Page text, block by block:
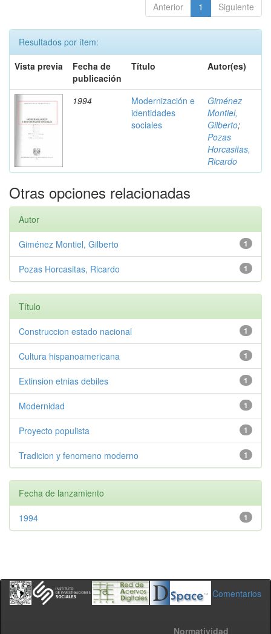
Anterior 1 Siguiente
Resultados por ítem:
Vista previa
Fecha de
publicación
Título Autor(es)
1994
Modernización e
identidades
sociales
Giménez
Montiel,
Gilberto;
Pozas
Horcasitas,
Ricardo
Otras opciones relacionadas
Autor
1
Giménez Montiel, Gilberto
1
Pozas Horcasitas, Ricardo
Título
1
Construccion estado nacional
1
Cultura hispanoamericana
1
Extinsion etnias debiles
1
Modernidad
1
Proyecto populista
1
Tradicion y fenomeno moderno
Fecha de lanzamiento
1
1994
Comentarios
Normatividad